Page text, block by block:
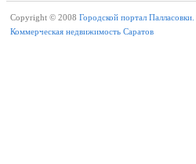
Copyright © 2008 Городской портал Палласовки.
Коммерческая недвижимость Саратов